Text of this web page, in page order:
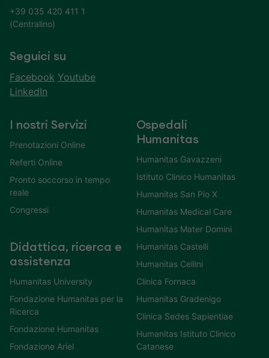
+39 035 420 411 1
(Centralino)
Seguici su
Facebook Youtube
LinkedIn
I nostri Servizi
Prenotazioni Online
Referti Online
Pronto soccorso in tempo
reale
Congressi
Didattica, ricerca e
assistenza
Humanitas University
Fondazione Humanitas per la
Ricerca
Fondazione Humanitas
Fondazione Ariel
Ospedali
Humanitas
Humanitas Gavazzeni
Istituto Clinico Humanitas
Humanitas San Pio X
Humanitas Medical Care
Humanitas Mater Domini
Humanitas Castelli
Humanitas Cellini
Clinica Fornaca
Humanitas Gradenigo
Clinica Sedes Sapientiae
Humanitas Istituto Clinico
Catanese